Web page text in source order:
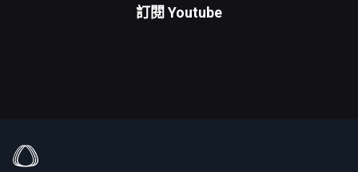
訂閱 Youtube